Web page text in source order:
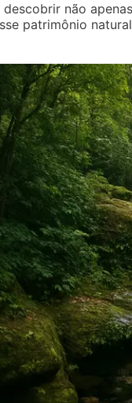
descobrir não
patrimônio